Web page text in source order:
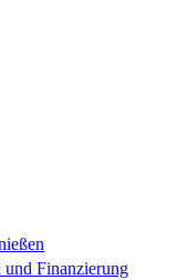
Finanzierung